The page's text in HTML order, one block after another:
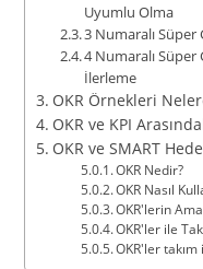
Uyumlu Olma
3 Numaralı Süper
4 Numaralı
İlerleme
OKR Örnekleri
OKR ve KPI
OKR ve SMART
OKR Nedir?
OKR Nasıl
OKR'lerin
OKR'ler ile
OKR'ler takım